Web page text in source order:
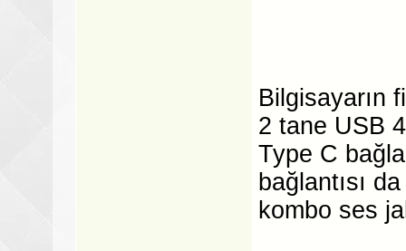
Bilgisayarın
2 tane USB
Type C
bağlantısı
kombo ses